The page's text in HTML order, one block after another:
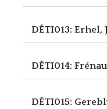
DÉTI013: Erhel,
DÉTI014:
DÉTI015: